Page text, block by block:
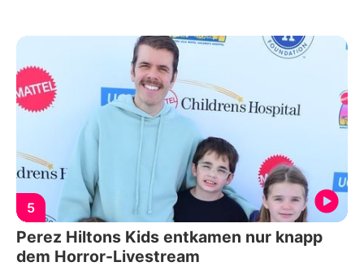
5
Perez Hiltons Kids entkamen nur knapp
dem Horror-Livestream